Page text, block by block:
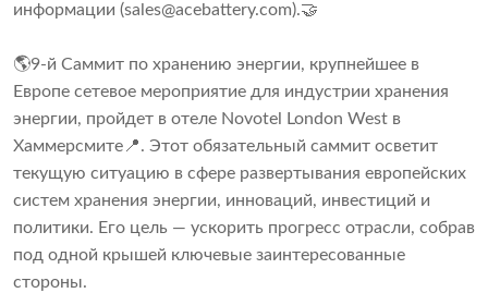
информации (sales@acebattery.com).🤝
🌎9-й Саммит по хранению энергии, крупнейшее в
Европе сетевое мероприятие для индустрии хранения
энергии, пройдет в отеле Novotel London West в
Хаммерсмите📍. Этот обязательный саммит осветит
текущую ситуацию в сфере развертывания европейских
систем хранения энергии, инноваций, инвестиций и
политики. Его цель — ускорить прогресс отрасли, собрав
под одной крышей ключевые заинтересованные
стороны.